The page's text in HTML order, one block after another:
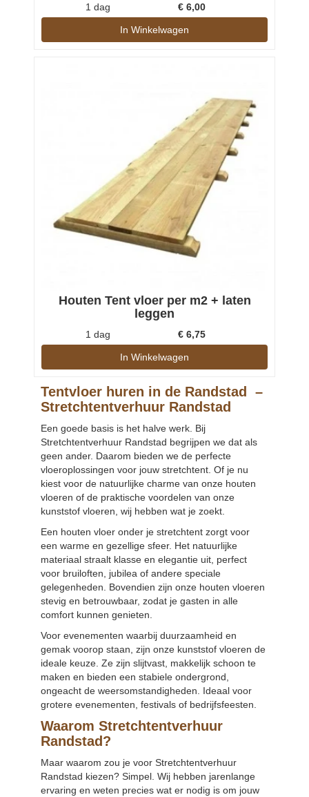
1 dag € 6,00
In Winkelwagen
Houten Tent vloer per m2 + laten
leggen
1 dag € 6,75
In Winkelwagen
Tentvloer huren in de Randstad –
Stretchtentverhuur Randstad
Een goede basis is het halve werk. Bij
Stretchtentverhuur Randstad begrijpen we dat als
geen ander. Daarom bieden we de perfecte
vloeroplossingen voor jouw stretchtent . Of je nu
kiest voor de natuurlijke charme van onze houten
vloeren of de praktische voordelen van onze
kunststof vloeren, wij hebben wat je zoekt.
Een houten vloer onder je stretchtent zorgt voor
een warme en gezellige sfeer. Het natuurlijke
materiaal straalt klasse en elegantie uit, perfect
voor bruiloften, jubilea of andere speciale
gelegenheden. Bovendien zijn onze houten vloeren
stevig en betrouwbaar, zodat je gasten in alle
comfort kunnen genieten.
Voor evenementen waarbij duurzaamheid en
gemak voorop staan, zijn onze kunststof vloeren de
ideale keuze. Ze zijn slijtvast, makkelijk schoon te
maken en bieden een stabiele ondergrond,
ongeacht de weersomstandigheden. Ideaal voor
grotere evenementen, festivals of bedrijfsfeesten.
Waarom Stretchtentverhuur
Randstad?
Maar waarom zou je voor Stretchtentverhuur
Randstad kiezen? Simpel. Wij hebben jarenlange
ervaring en weten precies wat er nodig is om jouw